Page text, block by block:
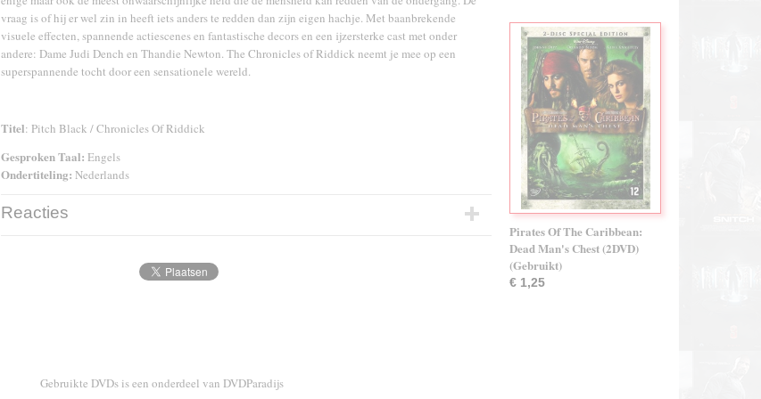
vraag is of hij er wel zin in heeft iets anders te redden dan zijn eigen hachje. Met baanbrekende
visuele effecten, spannende actiescenes en fantastische decors en een ijzersterke cast met onder
andere: Dame Judi Dench en Thandie Newton. The Chronicles of Riddick neemt je mee op een
superspannende tocht door een sensationele wereld.
Titel: Pitch Black / Chronicles Of Riddick
Gesproken Taal: Engels
Ondertiteling: Nederlands
Reacties
Pirates Of The Caribbean:
Dead Man's Chest (2DVD)
(Gebruikt)
€ 1,25
Gebruikte DVDs is een onderdeel van DVDParadijs